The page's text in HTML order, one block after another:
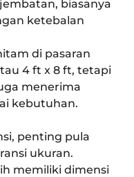
biasanya
ketebalan
di pasaran
4 ft x 8 ft, tetapi
menerima
kebutuhan.
penting pula
ukuran.
memiliki dimensi